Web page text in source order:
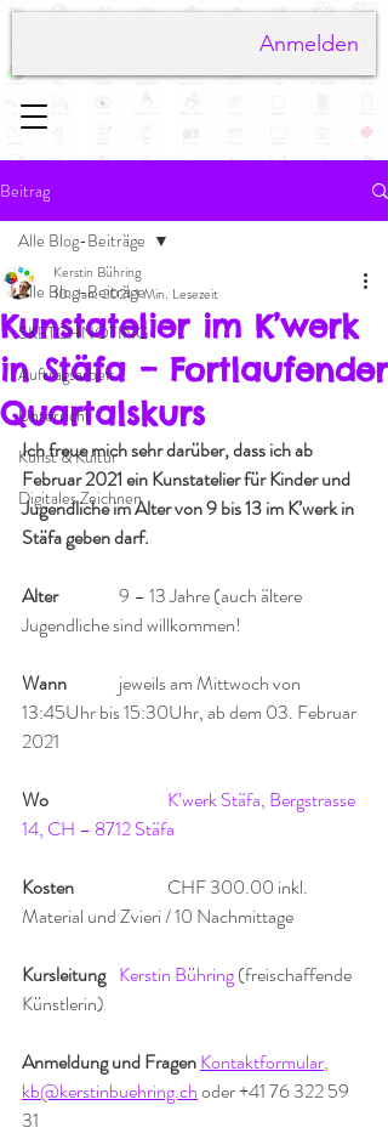
Anmelden
Beitrag
Alle Blog-Beiträge
SKETCHNOTING
Auftragsarbeit
Unterricht
Kunst & Kultur
Digitales Zeichnen
Alle Blog-Beiträge
Kunstatelier im K’werk
in Stäfa – Fortlaufender
Quartalskurs
Kerstin Bühring
10. Jan. 20211 Min. Lesezeit
Ich freue mich sehr darüber, dass ich ab
Februar 2021 ein Kunstatelier für Kinder und
Jugendliche im Alter von 9 bis 13 im K’werk in
Stäfa geben darf.
Alter
		9 – 13 Jahre (auch ältere
Wann
13:45Uhr bis 15:30Uhr, ab dem 03. Februar
2021
Wo
K’werk Stäfa, Bergstrasse
14, CH – 8712 Stäfa
Kosten
CHF 300.00 inkl.
Material und Zvieri / 10 Nachmittage
Kursleitung Kerstin Bühring(freischaffende
Künstlerin)
Anmeldung und Fragen Kontaktformular,
kb@kerstinbuehring.choder +41 76 322 59
31